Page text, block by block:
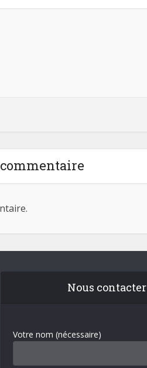
Nous contacter
Votre nom (nécessaire)